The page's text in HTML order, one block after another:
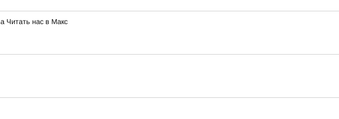
Читать нас в Макс